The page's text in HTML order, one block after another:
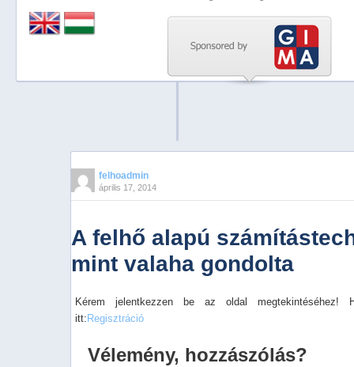
felhoadmin
április 17, 2014
A felhő alapú
mint valaha gondolta
Kérem jelentkezzen be az oldal megtekintéséhez!
itt: Regisztráció
Vélemény, hozzászólás?